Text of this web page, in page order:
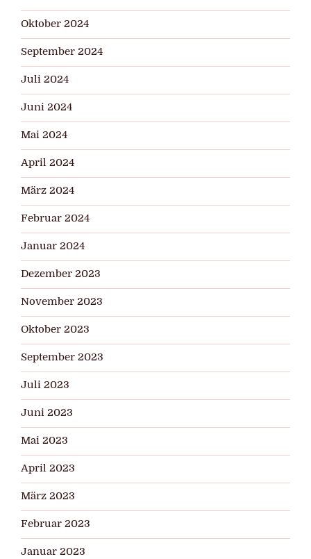
Oktober 2024
September 2024
Juli 2024
Juni 2024
Mai 2024
April 2024
März 2024
Februar 2024
Januar 2024
Dezember 2023
November 2023
Oktober 2023
September 2023
Juli 2023
Juni 2023
Mai 2023
April 2023
März 2023
Februar 2023
Januar 2023